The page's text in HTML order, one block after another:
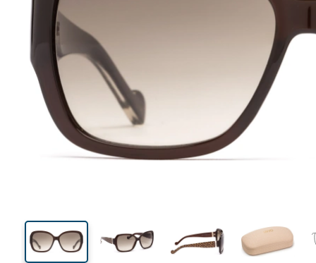
Высота линзы Ширина линзы
Ширина